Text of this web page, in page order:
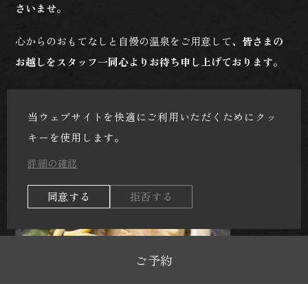
ご予約
当ウェブサイトを快適にご利用いただくためにクッ
キーを使用します。
詳細の確認
同意する 拒否する
さいませ。
心からのおもてなしと自慢の温泉をご用意して、 皆さまの
お越しをスタッフ一同心よりお待ち申し上げております。
甲州名物を堪能！【馬刺し】or【鮑の煮貝】
チョイスプラン♪